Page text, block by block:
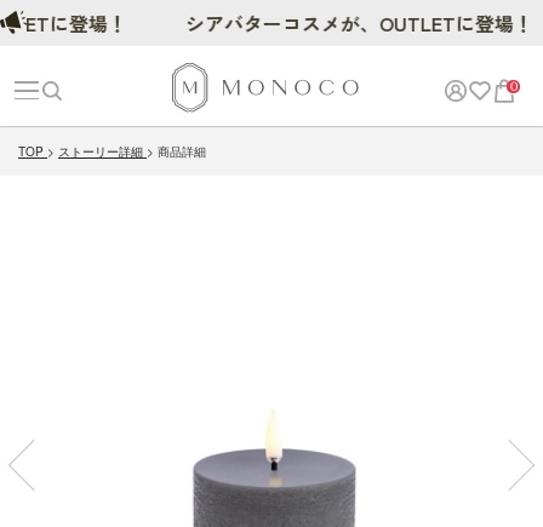
0
TOP ストーリー詳細 商品詳細
に登場！ シアバターコスメが、OUTLETに登場！